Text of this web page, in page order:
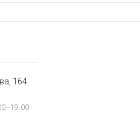
164